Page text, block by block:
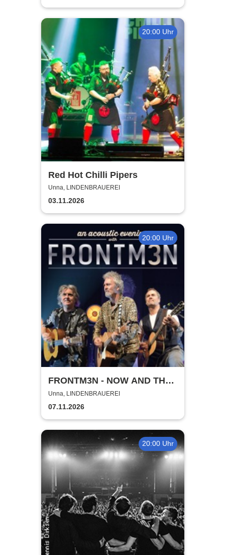
20:00 Uhr
Red Hot Chilli Pipers
Unna, LINDENBRAUEREI
03.11.2026
20:00 Uhr
FRONTM3N - NOW AND TH3N
- Tour 2026
Unna, LINDENBRAUEREI
07.11.2026
20:00 Uhr